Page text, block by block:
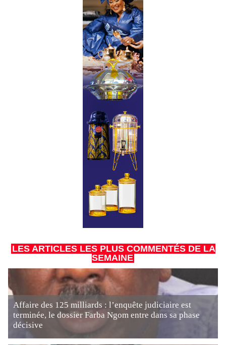
LES ARTICLES LES PLUS COMMENTÉS DE LA
SEMAINE
Affaire des 125 milliards : l’enquête judiciaire est
terminée, le dossier Farba Ngom entre dans sa phase
décisive